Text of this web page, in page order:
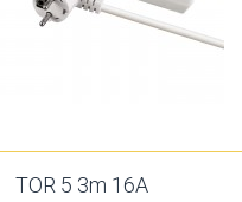
TOR 5 3m 16A